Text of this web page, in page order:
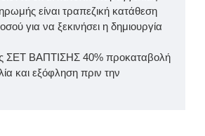
είναι τραπεζική κατάθεση
για να ξεκινήσει η δημιουργία
ΣΕΤ ΒΑΠΤΙΣΗΣ 40% προκαταβολή
και εξόφληση πριν την